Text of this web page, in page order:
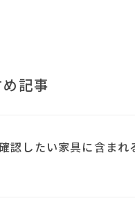
記事
認したい家具に含ま